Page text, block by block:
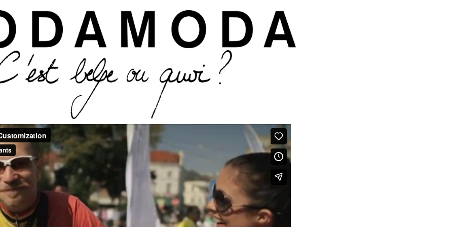
Aller au contenu principal